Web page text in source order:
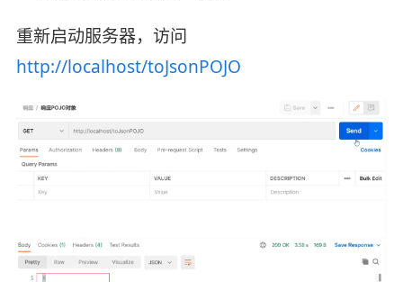
重新启动服务器，访问
http://localhost/toJsonPOJO